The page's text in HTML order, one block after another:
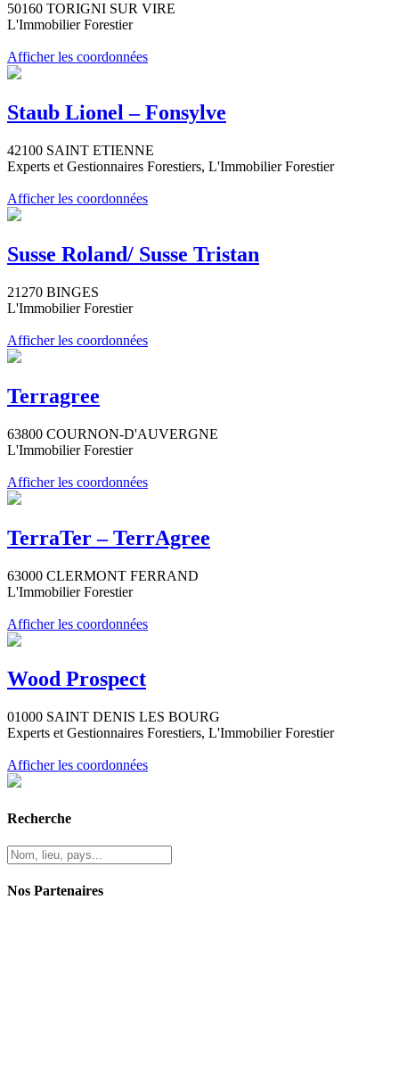
50160 TORIGNI SUR VIRE
L'Immobilier Forestier
Afficher les coordonnées
Staub Lionel – Fonsylve
42100 SAINT ETIENNE
Experts et Gestionnaires Forestiers, L'Immobilier Forestier
Afficher les coordonnées
Susse Roland/ Susse Tristan
21270 BINGES
L'Immobilier Forestier
Afficher les coordonnées
Terragree
63800 COURNON-D'AUVERGNE
L'Immobilier Forestier
Afficher les coordonnées
TerraTer – TerrAgree
63000 CLERMONT FERRAND
L'Immobilier Forestier
Afficher les coordonnées
Wood Prospect
01000 SAINT DENIS LES BOURG
Experts et Gestionnaires Forestiers, L'Immobilier Forestier
Afficher les coordonnées
Recherche
Nos Partenaires